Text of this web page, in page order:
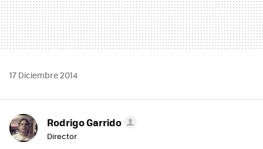
17 Diciembre 2014
Rodrigo Garrido
Director